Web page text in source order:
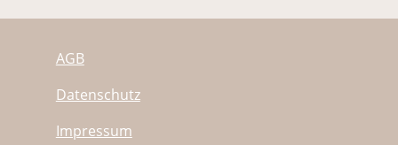
AGB
Datenschutz
Impressum